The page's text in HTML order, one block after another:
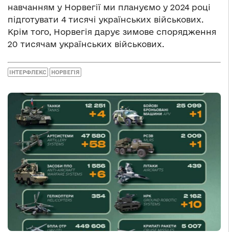
навчанням у Норвегії ми плануємо у 2024 році
підготувати 4 тисячі українських військових.
Крім того, Норвегія дарує зимове спорядження
20 тисячам українських військових.
ІНТЕРФЛЕКС НОРВЕГІЯ